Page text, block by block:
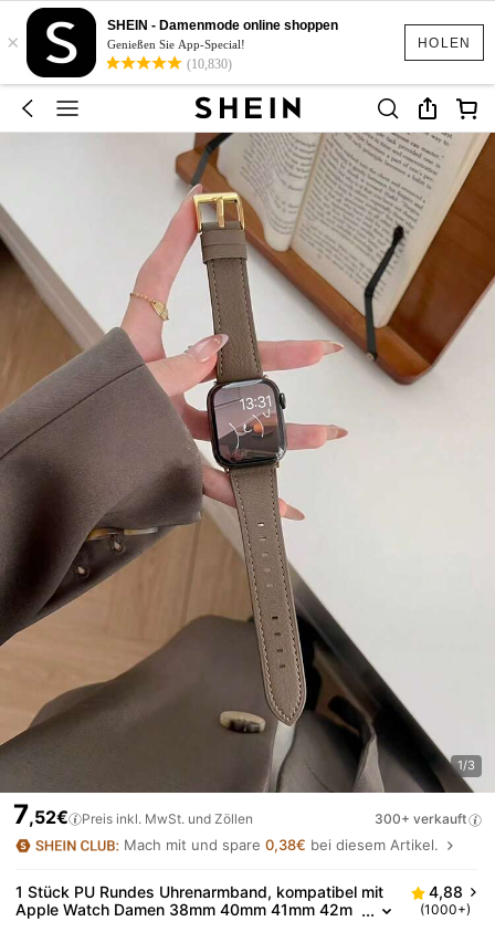
HOLEN
×
SHEIN - Damenmode online shoppen
Genießen Sie App-Special!
(10,830)
1/3
7,52€ Preis inkl. MwSt. und Zöllen 300+ verkauft
Mach mit und spare0,38€ bei diesem Artikel.
1 Stück PU Rundes Uhrenarmband, kompatibel mit
Apple Watch Damen 38mm 40mm 41mm 42m
4,88
(1000+)